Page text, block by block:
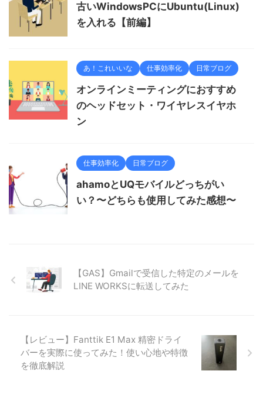
古いWindowsPCにUbuntu(Linux)
を入れる【前編】
あ！これいいな 仕事効率化 日常ブログ
オンラインミーティングにおすすめ
のヘッドセット・ワイヤレスイヤホ
ン
仕事効率化 日常ブログ
ahamoとUQモバイルどっちがい
い？〜どちらも使用してみた感想〜
【GAS】Gmailで受信した特定のメールを
LINE WORKSに転送してみた
【レビュー】Fanttik E1 Max 精密ドライ
バーを実際に使ってみた！使い心地や特徴
を徹底解説